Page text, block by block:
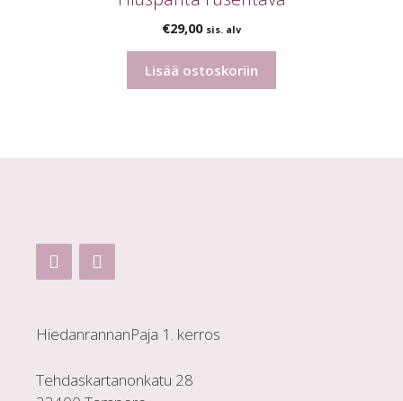
€29,00 sis. alv
Lisää ostoskoriin
HiedanrannanPaja 1. kerros
Tehdaskartanonkatu 28